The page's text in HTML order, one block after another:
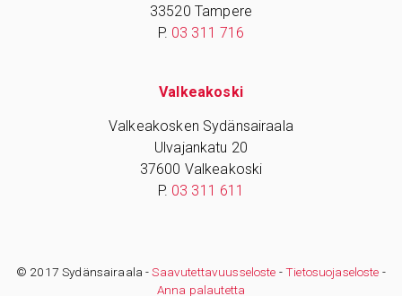
33520 Tampere
P. 03 311 716
Valkeakoski
Valkeakosken Sydänsairaala
Ulvajankatu 20
37600 Valkeakoski
P. 03 311 611
© 2017 Sydänsairaala -Saavutettavuusseloste -Tietosuojaseloste -
Anna palautetta